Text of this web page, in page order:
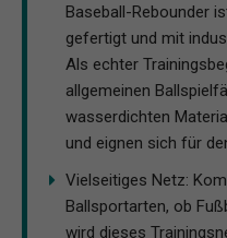
Baseball-Rebounder
gefertigt und mit
Als echter
allgemeinen
wasserdichten
und eignen sich für
Vielseitiges Netz:
Ballsportarten, ob
wird dieses